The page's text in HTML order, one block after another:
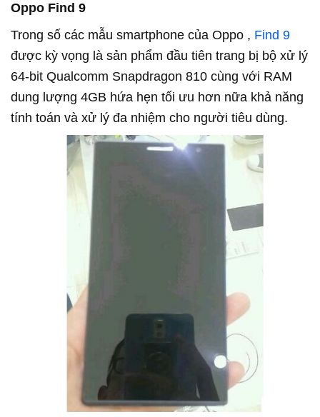
Oppo Find 9
Trong số các mẫu smartphone của Oppo , Find 9
được kỳ vọng là sản phẩm đầu tiên trang bị bộ xử lý
64-bit Qualcomm Snapdragon 810 cùng với RAM
dung lượng 4GB hứa hẹn tối ưu hơn nữa khả năng
tính toán và xử lý đa nhiệm cho người tiêu dùng.